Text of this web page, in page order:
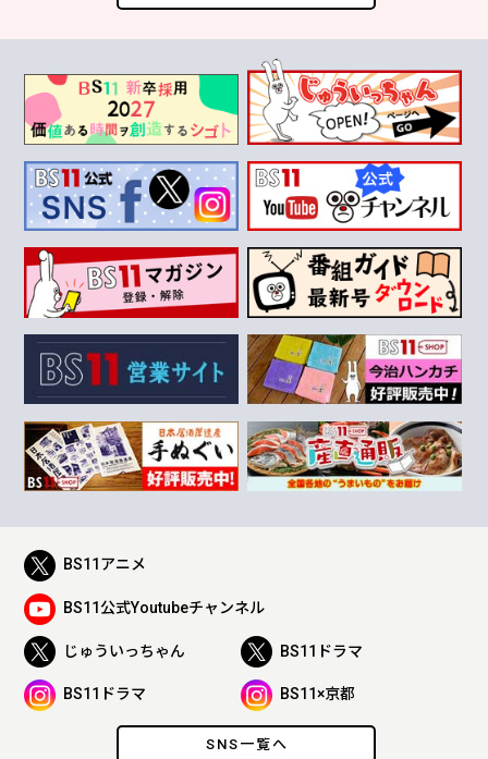
SNS一覧へ
BS11アニメ
BS11公式Youtubeチャンネル
じゅういっちゃん BS11ドラマ
BS11ドラマ BS11×京都